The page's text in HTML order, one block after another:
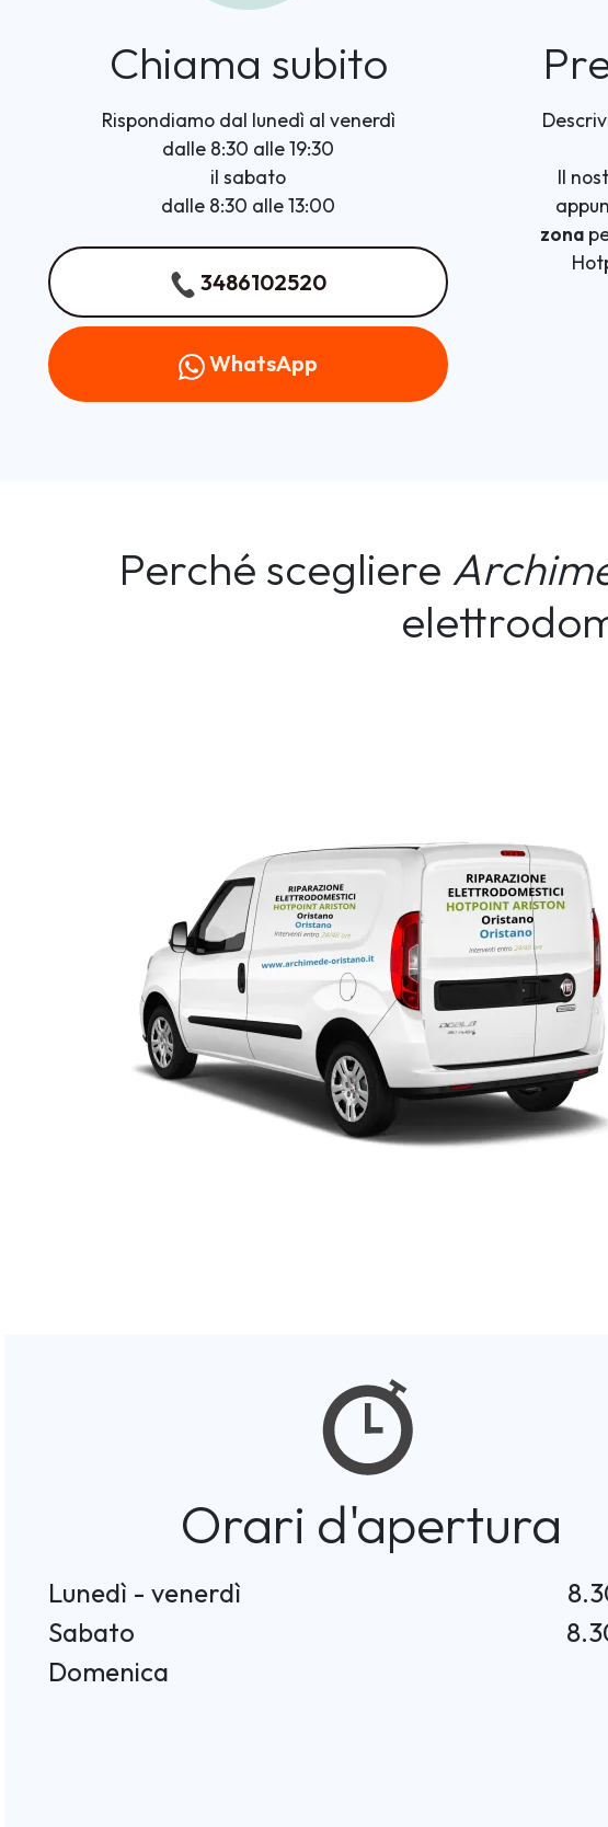
Chiama subito
Rispondiamo dal lunedì al venerdì
dalle 8:30 alle 19:30
il sabato
dalle 8:30 alle 13:00
3486102520
WhatsApp
Il
zona
Perché scegliere
Orari d'apertura
Lunedì - venerdì
Sabato
Domenica